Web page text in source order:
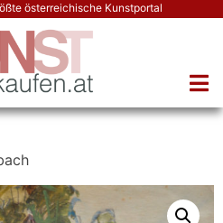
österreichische Kunstportal